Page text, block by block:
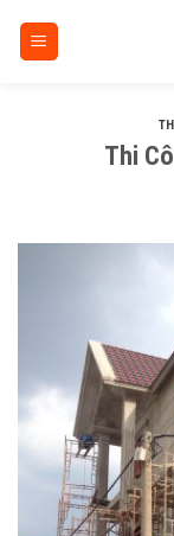
Thi